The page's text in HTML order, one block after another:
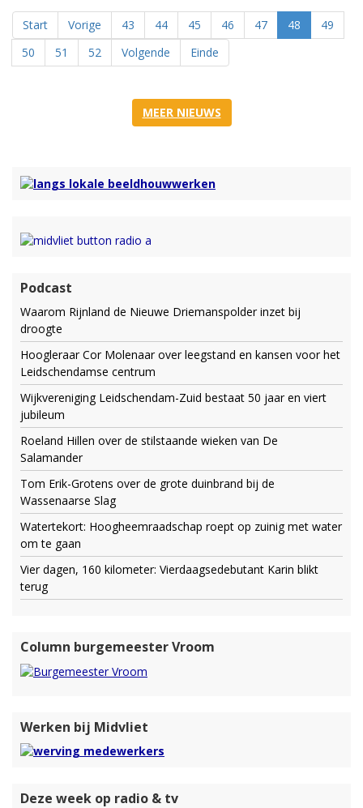
Start Vorige 43 44 45 46 47 48
49
50
51 52 Volgende Einde
MEER NIEUWS
Podcast
Waarom Rijnland de Nieuwe Driemanspolder inzet bij
droogte
Hoogleraar Cor Molenaar over leegstand en kansen voor het
Leidschendamse centrum
Wijkvereniging Leidschendam-Zuid bestaat 50 jaar en viert
jubileum
Roeland Hillen over de stilstaande wieken van De
Salamander
Tom Erik-Grotens over de grote duinbrand bij de
Wassenaarse Slag
Watertekort: Hoogheemraadschap roept op zuinig met water
om te gaan
Vier dagen, 160 kilometer: Vierdaagsedebutant Karin blikt
terug
Column burgemeester Vroom
Werken bij Midvliet
Deze week op radio & tv